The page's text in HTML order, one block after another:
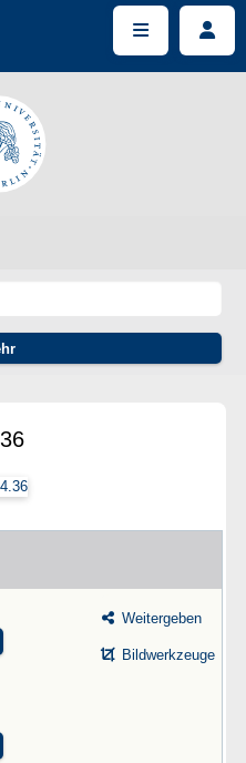
Weitergeben
Bildwerkzeuge